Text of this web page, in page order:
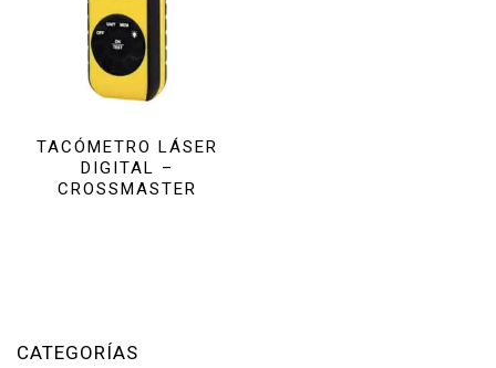
TACÓMETRO LÁSER
DIGITAL –
CROSSMASTER
CATEGORÍAS